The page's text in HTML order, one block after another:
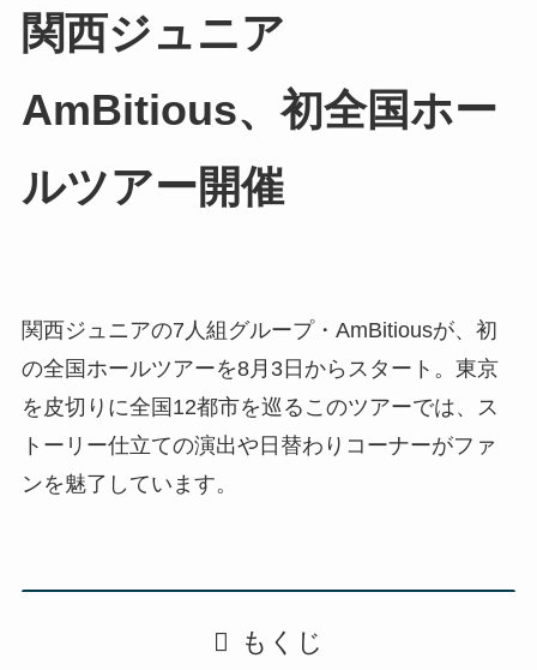
関西ジュニア
AmBitious、初全国ホー
ルツアー開催
関西ジュニアの7人組グループ・AmBitiousが、初
の全国ホールツアーを8月3日からスタート。東京
を皮切りに全国12都市を巡るこのツアーでは、ス
トーリー仕立ての演出や日替わりコーナーがファ
ンを魅了しています。
もくじ